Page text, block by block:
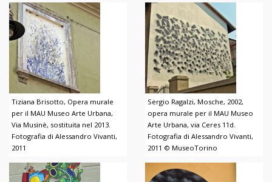
Tiziana Brisotto, Opera murale
per il MAU Museo Arte Urbana,
Via Musinè, sostituita nel 2013.
Fotografia di Alessandro Vivanti,
2011
Sergio Ragalzi, Mosche, 2002,
opera murale per il MAU Museo
Arte Urbana, via Ceres 11d.
Fotografia di Alessandro Vivanti,
2011 © MuseoTorino